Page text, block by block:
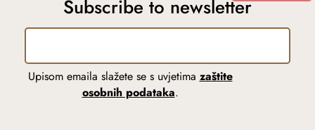
Subscribe to newsletter
Upisom emaila slažete se s uvjetima zaštite
osobnih podataka.